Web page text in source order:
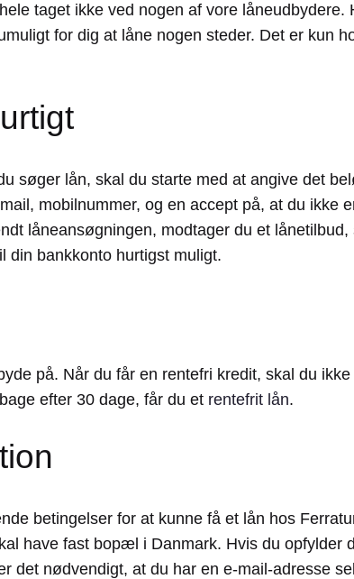
taget ikke ved nogen af vore
for dig at låne nogen steder. Det er kun
søger lån, skal du starte med at angive det
mobilnummer, og en accept på, at du ikke
låneansøgningen, modtager du et
din bankkonto hurtigst muligt.
på. Når du får en rentefri kredit, skal du
efter 30 dage, får du et rentefrit lån.
betingelser for at kunne få et lån hos
have fast bopæl i Danmark. Hvis du opfylder
det nødvendigt, at du har en e-mail-adresse